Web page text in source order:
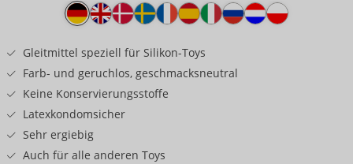
Produkttext
Gleitmittel speziell für Silikon-Toys
Farb- und geruchlos, geschmacksneutral
Keine Konservierungsstoffe
Latexkondomsicher
Sehr ergiebig
Auch für alle anderen Toys